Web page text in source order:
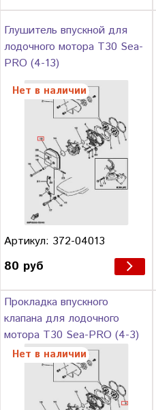
Глушитель впускной для
лодочного мотора Т30 Sea-
PRO (4-13)
Нет в наличии
Артикул: 372-04013
80 руб
Прокладка впускного
клапана для лодочного
мотора Т30 Sea-PRO (4-3)
Нет в наличии